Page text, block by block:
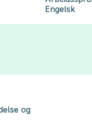
Engelsk
og